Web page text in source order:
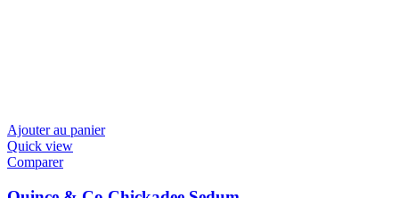
Ajouter au panier
Quick view
Comparer